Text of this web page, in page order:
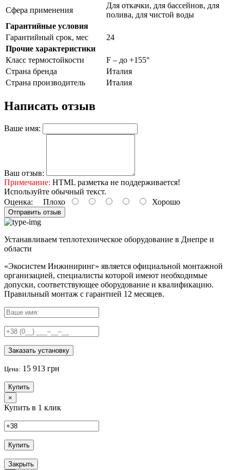
Сфера применения
Для откачки, для бассейнов, для
полива, для чистой воды
Гарантийные условия
Гарантийный срок, мес
24
Прочие характеристики
Класс термостойкости
F – до +155°
Страна бренда
Италия
Страна производитель
Италия
Написать отзыв
Ваше имя:
Ваш отзыв:
Примечание: HTML разметка не поддерживается!
Используйте обычный текст.
Оценка: Плохо Хорошо
Отправить отзыв
Устанавливаем теплотехническое оборудование в Днепре и
области
«Экосистем Инжиниринг» является официальной монтажной
организацией, специалисты которой имеют необходимые
допуски, соответствующее оборудование и квалификацию.
Правильный монтаж с гарантией 12 месяцев.
Заказать установку
Цена: 15 913 грн
Купить
×
Купить в 1 клик
Купить
Закрыть